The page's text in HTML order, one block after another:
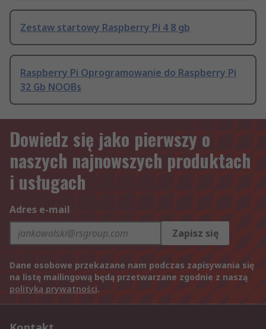
Zestaw startowy Raspberry Pi 4 8 gb
Raspberry Pi Oprogramowanie do Raspberry Pi
32 Gb NOOBs
Dowiedz się jako pierwszy o
naszych najnowszych produktach
i usługach
Adres e-mail
Zapisz się
Dane osobowe przekazane nam podczas zapisywania się
na listę mailingową będą przetwarzane zgodnie z naszą
polityką prywatności.